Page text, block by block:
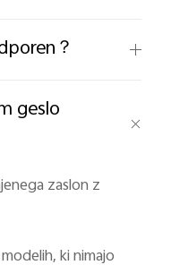
？
geslo
zaslon z
ki nimajo